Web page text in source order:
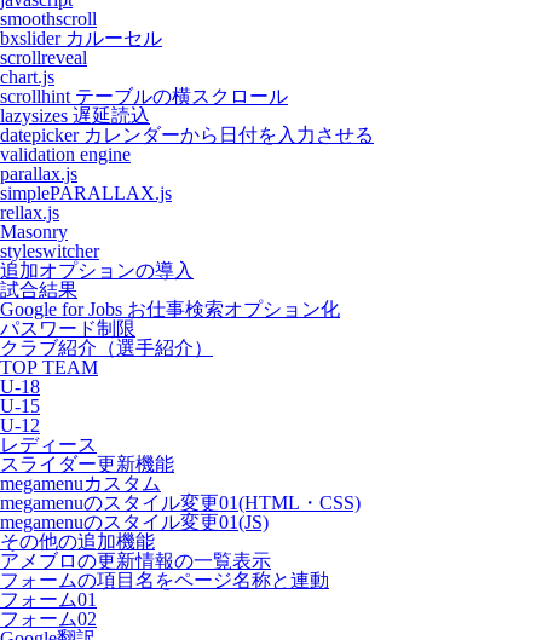
smoothscroll
bxslider カルーセル
scrollreveal
chart.js
scrollhint テーブルの横スクロール
lazysizes 遅延読込
datepicker カレンダーから日付を入力させる
validation engine
parallax.js
simplePARALLAX.js
rellax.js
Masonry
styleswitcher
追加オプションの導入
試合結果
Google for Jobs お仕事検索オプション化
パスワード制限
クラブ紹介（選手紹介）
TOP TEAM
U-18
U-15
U-12
レディース
スライダー更新機能
megamenuカスタム
megamenuのスタイル変更01(HTML・CSS)
megamenuのスタイル変更01(JS)
その他の追加機能
アメブロの更新情報の一覧表示
フォームの項目名をページ名称と連動
フォーム01
フォーム02